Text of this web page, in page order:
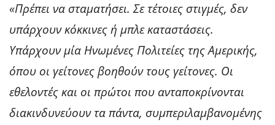
«Πρέπει να σταματήσει. Σε τέτοιες στιγμές, δεν
υπάρχουν κόκκινες ή μπλε καταστάσεις.
Υπάρχουν μία Ηνωμένες Πολιτείες της Αμερικής,
όπου οι γείτονες βοηθούν τους γείτονες. Οι
εθελοντές και οι πρώτοι που ανταποκρίνονται
διακινδυνεύουν τα πάντα, συμπεριλαμβανομένης